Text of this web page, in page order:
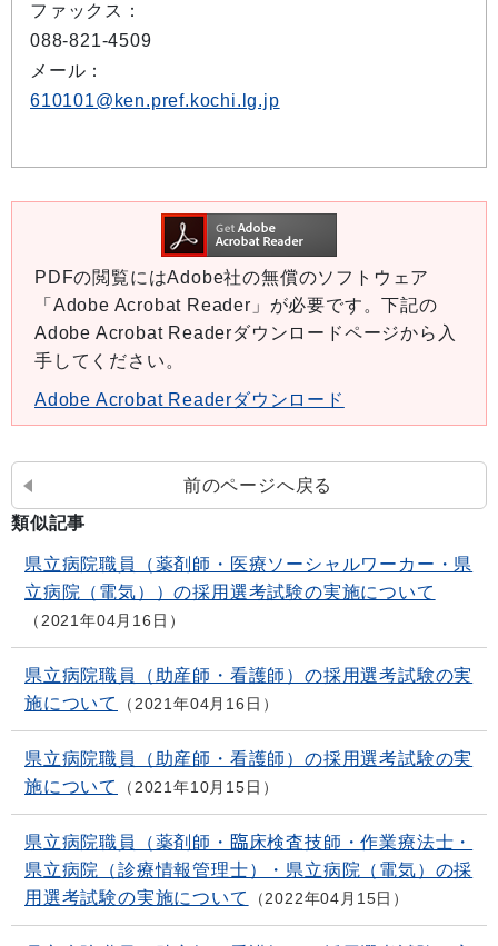
ファックス：
088-821-4509
メール：
610101@ken.pref.kochi.lg.jp
PDFの閲覧にはAdobe社の無償のソフトウェア
「Adobe Acrobat Reader」が必要です。下記の
Adobe Acrobat Readerダウンロードページから入
手してください。
Adobe Acrobat Readerダウンロード
前のページへ戻る
類似記事
県立病院職員（薬剤師・医療ソーシャルワーカー・県
立病院（電気））の採用選考試験の実施について
2021年04月16日
県立病院職員（助産師・看護師）の採用選考試験の実
施について
2021年04月16日
県立病院職員（助産師・看護師）の採用選考試験の実
施について
2021年10月15日
県立病院職員（薬剤師・臨床検査技師・作業療法士・
県立病院（診療情報管理士）・県立病院（電気）の採
用選考試験の実施について
2022年04月15日